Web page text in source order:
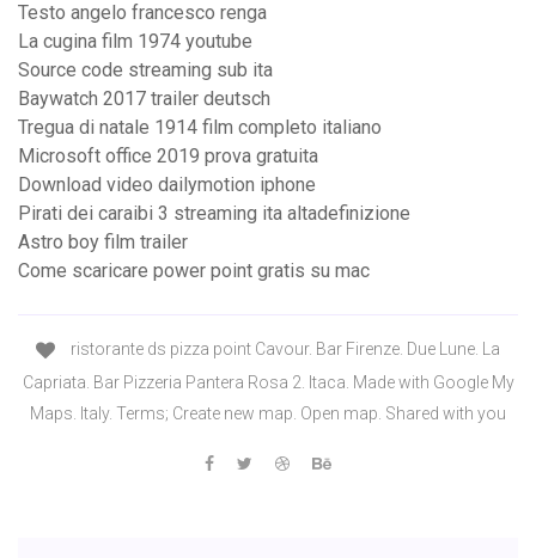
Testo angelo francesco renga
La cugina film 1974 youtube
Source code streaming sub ita
Baywatch 2017 trailer deutsch
Tregua di natale 1914 film completo italiano
Microsoft office 2019 prova gratuita
Download video dailymotion iphone
Pirati dei caraibi 3 streaming ita altadefinizione
Astro boy film trailer
Come scaricare power point gratis su mac
ristorante ds pizza point Cavour. Bar Firenze. Due Lune. La
Capriata. Bar Pizzeria Pantera Rosa 2. Itaca. Made with Google My
Maps. Italy. Terms; Create new map. Open map. Shared with you